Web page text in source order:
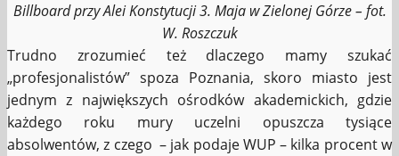
Billboard przy Alei Konstytucji 3. Maja w Zielonej Górze – fot.
W. Roszczuk
Trudno zrozumieć też dlaczego mamy szukać
„profesjonalistów” spoza Poznania, skoro miasto jest
jednym z największych ośrodków akademickich, gdzie
każdego roku mury uczelni opuszcza tysiące
absolwentów, z czego – jak podaje WUP – kilka procent w